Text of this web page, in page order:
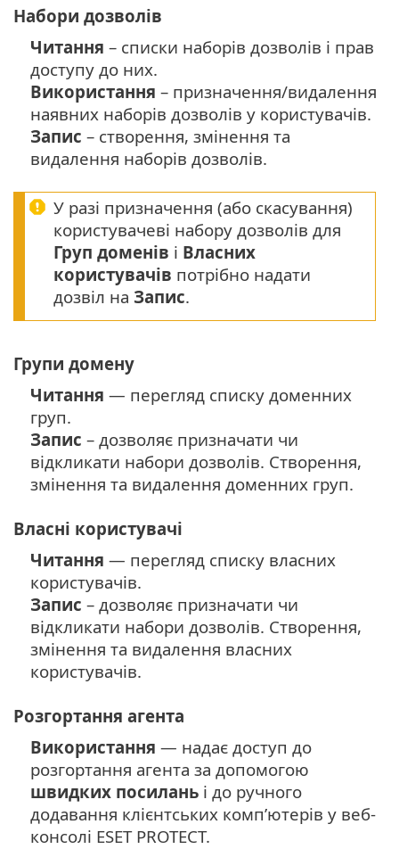
Набори дозволів
Читання – списки наборів дозволів і прав
доступу до них.
Використання – призначення/видалення
наявних наборів дозволів у користувачів.
Запис – створення, змінення та
видалення наборів дозволів.
У разі призначення (або скасування)
користувачеві набору дозволів для
Груп доменів і Власних
користувачів потрібно надати
дозвіл на Запис.
Групи домену
Читання — перегляд списку доменних
груп.
Запис – дозволяє призначати чи
відкликати набори дозволів. Створення,
змінення та видалення доменних груп.
Власні користувачі
Читання — перегляд списку власних
користувачів.
Запис – дозволяє призначати чи
відкликати набори дозволів. Створення,
змінення та видалення власних
користувачів.
Розгортання агента
Використання — надає доступ до
розгортання агента за допомогою
швидких посилань і до ручного
додавання клієнтських комп’ютерів у веб-
консолі ESET PROTECT.